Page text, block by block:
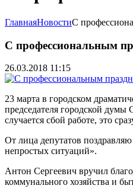
ГлавнаяНовостиС
С профессиональным
26.03.2018 11:15
23 марта в городском
председателя городской
случается сбой работе, это
От лица депутатов
непростых ситуаций».
Антон Сергеевич вручил
коммунального хозяйства и